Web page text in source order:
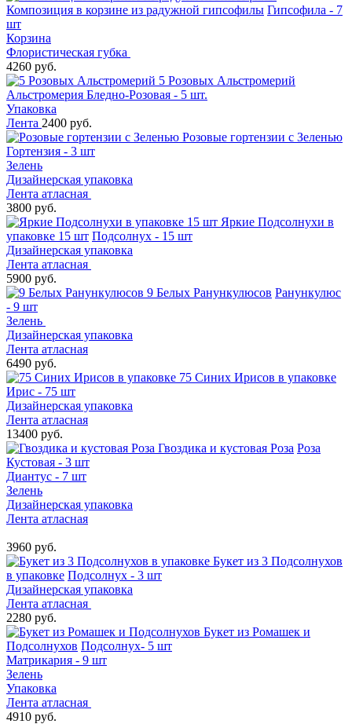
Композиция в корзине из радужной гипсофилы Гипсофила - 7
шт
Корзина
Флористическая губка
4260 руб.
5 Розовых Альстромерий
Альстромерия Бледно-Розовая - 5 шт.
Упаковка
Лента 2400 руб.
Розовые гортензии с Зеленью
Гортензия - 3 шт
Зелень
Дизайнерская упаковка
Лента атласная
3800 руб.
Яркие Подсолнухи в
упаковке 15 шт Подсолнух - 15 шт
Дизайнерская упаковка
Лента атласная
5900 руб.
9 Белых Ранункулюсов Ранункулюс
- 9 шт
Зелень
Дизайнерская упаковка
Лента атласная
6490 руб.
75 Синих Ирисов в упаковке
Ирис - 75 шт
Дизайнерская упаковка
Лента атласная
13400 руб.
Гвоздика и кустовая Роза Роза
Кустовая - 3 шт
Диантус - 7 шт
Зелень
Дизайнерская упаковка
Лента атласная
3960 руб.
Букет из 3 Подсолнухов
в упаковке Подсолнух - 3 шт
Дизайнерская упаковка
Лента атласная
2280 руб.
Букет из Ромашек и
Подсолнухов Подсолнух- 5 шт
Матрикария - 9 шт
Зелень
Упаковка
Лента атласная
4910 руб.